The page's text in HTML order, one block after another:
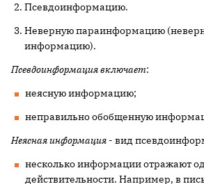
Псевдоинформацию.
Неверную параинформацию
информацию).
Псевдоинформация включает:
неясную информацию;
неправильно обобщенную
Неясная информация - вид
несколько информации отражают
действительности. Например, в